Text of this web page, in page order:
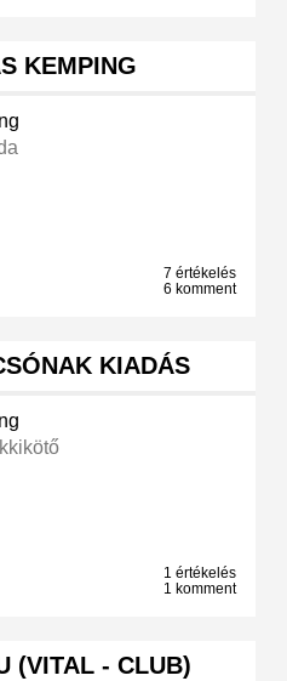
KEMPING
7 értékelés
6 komment
KIADÁS
1 értékelés
1 komment
(VITAL - CLUB)